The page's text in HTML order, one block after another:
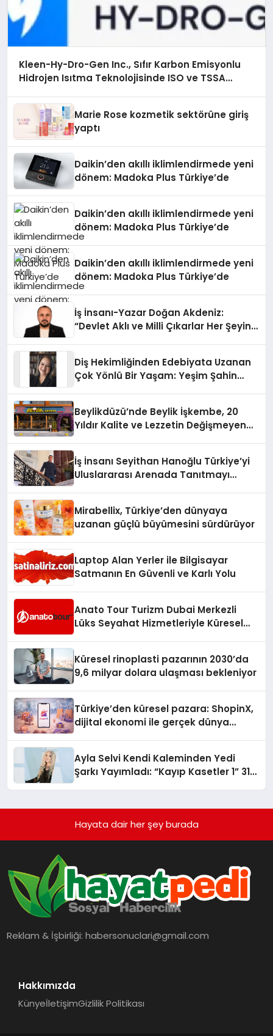
Kleen-Hy-Dro-Gen Inc., Sıfır Karbon Emisyonlu
Hidrojen Isıtma Teknolojisinde ISO ve TSSA
Marie Rose kozmetik sektörüne giriş
yaptı
Daikin’den akıllı iklimlendirmede yeni
dönem: Madoka Plus Türkiye’de
Daikin’den akıllı iklimlendirmede yeni
dönem: Madoka Plus Türkiye’de
Daikin’den akıllı iklimlendirmede yeni
dönem: Madoka Plus Türkiye’de
İş İnsanı-Yazar Doğan Akdeniz:
“Devlet Aklı ve Milli Çıkarlar Her Şeyin
Diş Hekimliğinden Edebiyata Uzanan
Çok Yönlü Bir Yaşam: Yeşim Şahin
Beylikdüzü’nde Beylik İşkembe, 20
Yıldır Kalite ve Lezzetin Değişmeyen
İş İnsanı Seyithan Hanoğlu Türkiye’yi
Uluslararası Arenada Tanıtmayı
Mirabellix, Türkiye’den dünyaya
uzanan güçlü büyümesini sürdürüyor
Laptop Alan Yerler ile Bilgisayar
Satmanın En Güvenli ve Karlı Yolu
Anato Tour Turizm Dubai Merkezli
Lüks Seyahat Hizmetleriyle Küresel
Küresel rinoplasti pazarının 2030’da
9,6 milyar dolara ulaşması bekleniyor
Türkiye’den küresel pazara: ShopinX,
dijital ekonomi ile gerçek dünya
Ayla Selvi Kendi Kaleminden Yedi
Şarkı Yayımladı: “Kayıp Kasetler 1” 31
Hayata dair her şey burada
Reklam & İşbirliği:habersonuclari@gmail.com
Hakkımızda
KünyeİletişimGizlilik Politikası